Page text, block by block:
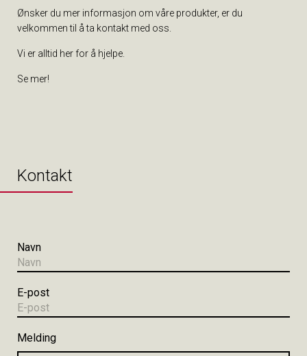
Ønsker du mer informasjon om våre produkter, er du
velkommen til å ta kontakt med oss.
Vi er alltid her for å hjelpe.
Se mer!
Kontakt
Navn
E-post
Melding